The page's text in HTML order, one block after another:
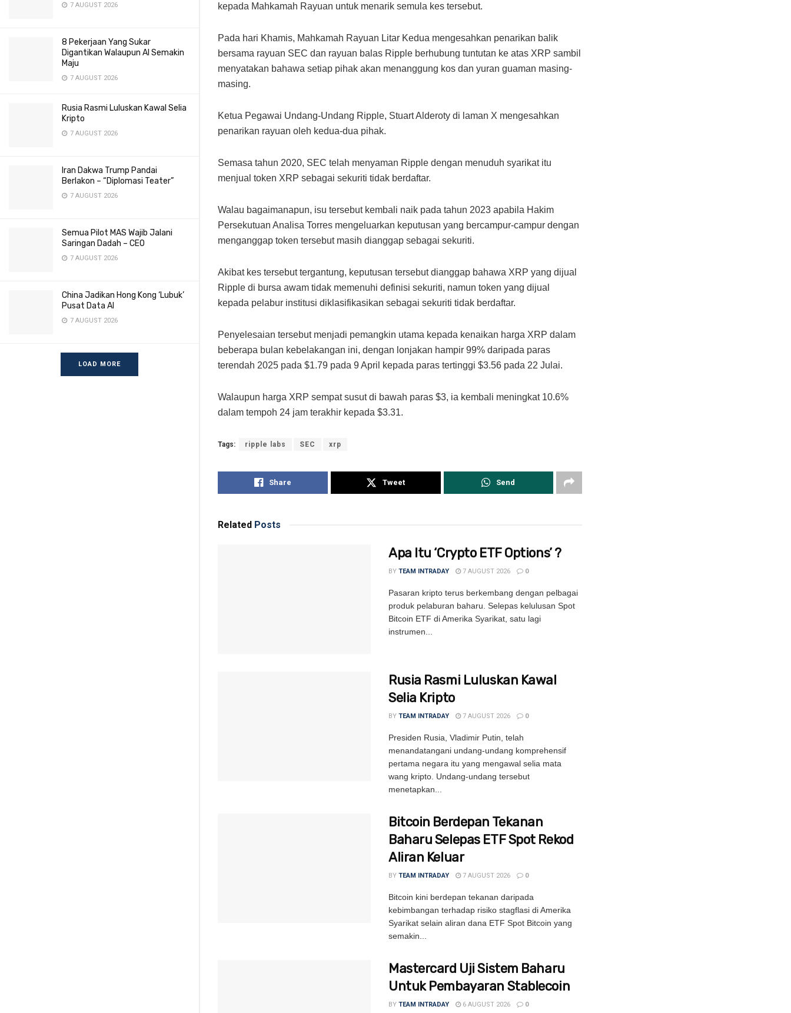
7 AUGUST 2026
8 Pekerjaan Yang Sukar
Digantikan Walaupun AI Semakin
Maju
7 AUGUST 2026
Rusia Rasmi Luluskan Kawal Selia
Kripto
7 AUGUST 2026
Iran Dakwa Trump Pandai
Berlakon – “Diplomasi Teater”
7 AUGUST 2026
Semua Pilot MAS Wajib Jalani
Saringan Dadah – CEO
7 AUGUST 2026
China Jadikan Hong Kong ‘Lubuk’
Pusat Data AI
7 AUGUST 2026
LOAD MORE
kepada Mahkamah Rayuan untuk menarik semula kes tersebut.
Pada hari Khamis, Mahkamah Rayuan Litar Kedua mengesahkan penarikan balik
bersama rayuan SEC dan rayuan balas Ripple berhubung tuntutan ke atas XRP sambil
menyatakan bahawa setiap pihak akan menanggung kos dan yuran guaman masing-
masing.
Ketua Pegawai Undang-Undang Ripple, Stuart Alderoty di laman X mengesahkan
penarikan rayuan oleh kedua-dua pihak.
Semasa tahun 2020, SEC telah menyaman Ripple dengan menuduh syarikat itu
menjual token XRP sebagai sekuriti tidak berdaftar.
Walau bagaimanapun, isu tersebut kembali naik pada tahun 2023 apabila Hakim
Persekutuan Analisa Torres mengeluarkan keputusan yang bercampur-campur dengan
menganggap token tersebut masih dianggap sebagai sekuriti.
Akibat kes tersebut tergantung, keputusan tersebut dianggap bahawa XRP yang dijual
Ripple di bursa awam tidak memenuhi definisi sekuriti, namun token yang dijual
kepada pelabur institusi diklasifikasikan sebagai sekuriti tidak berdaftar.
Penyelesaian tersebut menjadi pemangkin utama kepada kenaikan harga XRP dalam
beberapa bulan kebelakangan ini, dengan lonjakan hampir 99% daripada paras
terendah 2025 pada $1.79 pada 9 April kepada paras tertinggi $3.56 pada 22 Julai.
Walaupun harga XRP sempat susut di bawah paras $3, ia kembali meningkat 10.6%
dalam tempoh 24 jam terakhir kepada $3.31.
Tags: ripple labs SEC xrp
Share Tweet Send
Related Posts
Apa Itu ‘Crypto ETF Options’ ?
BY TEAM INTRADAY 7 AUGUST 2026 0
Pasaran kripto terus berkembang dengan pelbagai
produk pelaburan baharu. Selepas kelulusan Spot
Bitcoin ETF di Amerika Syarikat, satu lagi
instrumen...
Rusia Rasmi Luluskan Kawal
Selia Kripto
BY TEAM INTRADAY 7 AUGUST 2026 0
Presiden Rusia, Vladimir Putin, telah
menandatangani undang-undang komprehensif
pertama negara itu yang mengawal selia mata
wang kripto. Undang-undang tersebut
menetapkan...
Bitcoin Berdepan Tekanan
Baharu Selepas ETF Spot Rekod
Aliran Keluar
BY TEAM INTRADAY 7 AUGUST 2026 0
Bitcoin kini berdepan tekanan daripada
kebimbangan terhadap risiko stagflasi di Amerika
Syarikat selain aliran dana ETF Spot Bitcoin yang
semakin...
Mastercard Uji Sistem Baharu
Untuk Pembayaran Stablecoin
BY TEAM INTRADAY 6 AUGUST 2026 0